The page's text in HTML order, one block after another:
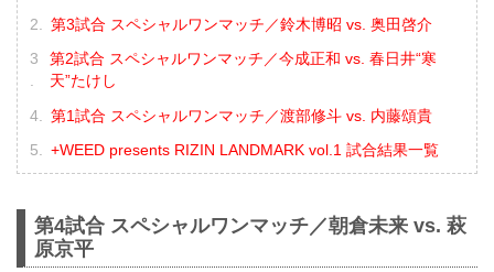
第3試合 スペシャルワンマッチ／鈴木博昭 vs. 奥田啓介
第2試合 スペシャルワンマッチ／今成正和 vs. 春日井“寒
天”たけし
第1試合 スペシャルワンマッチ／渡部修斗 vs. 内藤頌貴
+WEED presents RIZIN LANDMARK vol.1 試合結果一覧
第4試合 スペシャルワンマッチ／朝倉未来 vs. 萩
原京平